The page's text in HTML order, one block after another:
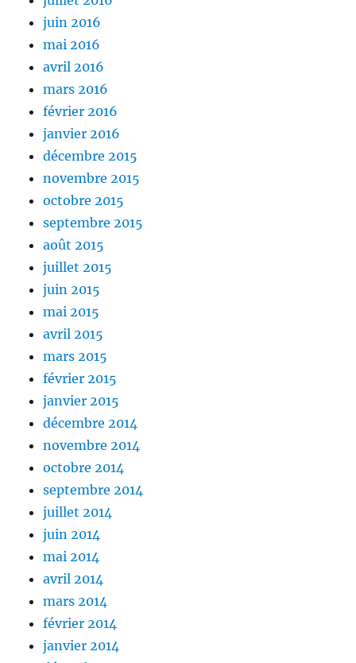
juin 2016
mai 2016
avril 2016
mars 2016
février 2016
janvier 2016
décembre 2015
novembre 2015
octobre 2015
septembre 2015
août 2015
juillet 2015
juin 2015
mai 2015
avril 2015
mars 2015
février 2015
janvier 2015
décembre 2014
novembre 2014
octobre 2014
septembre 2014
juillet 2014
juin 2014
mai 2014
avril 2014
mars 2014
février 2014
janvier 2014